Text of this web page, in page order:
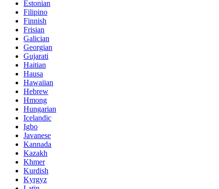
Estonian
Filipino
Finnish
Frisian
Galician
Georgian
Gujarati
Haitian
Hausa
Hawaiian
Hebrew
Hmong
Hungarian
Icelandic
Igbo
Javanese
Kannada
Kazakh
Khmer
Kurdish
Kyrgyz